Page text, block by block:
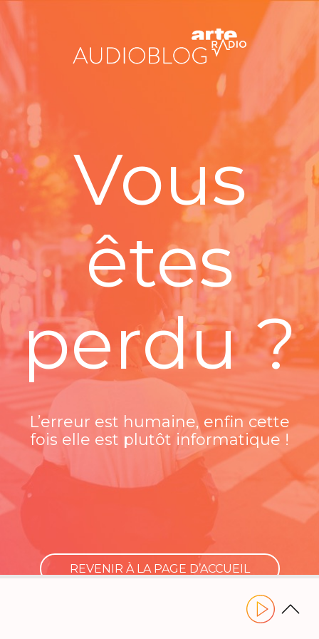
Vous
êtes
perdu ?
L’erreur est humaine, enfin cette
fois elle est plutôt informatique !
REVENIR À LA PAGE D’ACCUEIL